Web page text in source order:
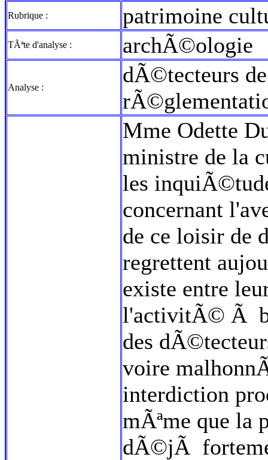
Rubrique : patrimoine
TÃªte d'analyse : archÃ©ologie
Analyse :
dÃ©tecteurs
Mme Odette
ministre de la
les
concernant
de ce loisir de
regrettent
existe entre
l'activitÃ© Ã
des
voire
interdiction
mÃªme que la
dÃ©jÃ